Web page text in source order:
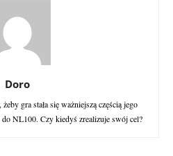
Doro
gra stała się ważniejszą częścią jego
NL100. Czy kiedyś zrealizuje swój cel?